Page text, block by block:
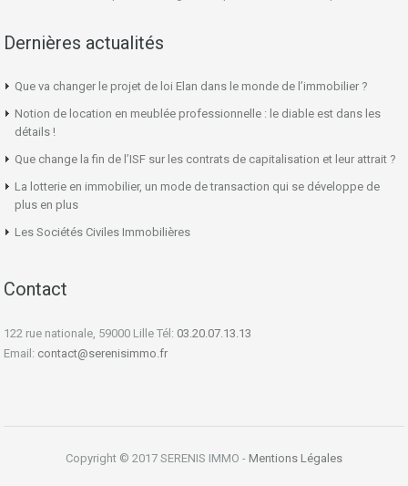
Dernières actualités
Que va changer le projet de loi Elan dans le monde de l’immobilier ?
Notion de location en meublée professionnelle : le diable est dans les
détails !
Que change la fin de l’ISF sur les contrats de capitalisation et leur attrait ?
La lotterie en immobilier, un mode de transaction qui se développe de
plus en plus
Les Sociétés Civiles Immobilières
Contact
122 rue nationale, 59000 Lille Tél: 03.20.07.13.13
Email: contact@serenisimmo.fr
Copyright © 2017 SERENIS IMMO - Mentions Légales